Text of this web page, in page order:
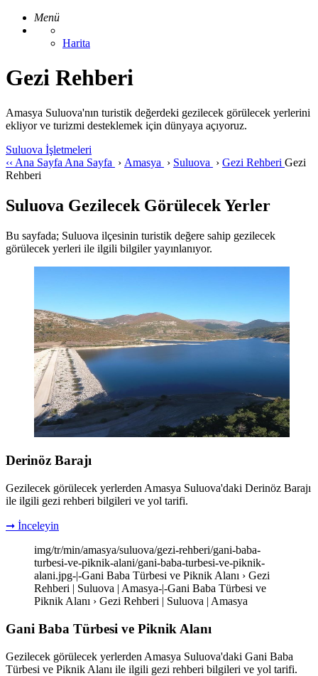
Menü
Harita
Gezi Rehberi
Amasya Suluova'nın turistik değerdeki gezilecek görülecek yerlerini
ekliyor ve turizmi desteklemek için dünyaya açıyoruz.
Suluova İşletmeleri
‹‹ Ana Sayfa Ana Sayfa › Amasya › Suluova › Gezi Rehberi Gezi
Rehberi
Suluova Gezilecek Görülecek Yerler
Bu sayfada; Suluova ilçesinin turistik değere sahip gezilecek
görülecek yerleri ile ilgili bilgiler yayınlanıyor.
Derinöz Barajı
Gezilecek görülecek yerlerden Amasya Suluova'daki Derinöz Barajı
ile ilgili gezi rehberi bilgileri ve yol tarifi.
➞ İnceleyin
img/tr/min/amasya/suluova/gezi-rehberi/gani-baba-
turbesi-ve-piknik-alani/gani-baba-turbesi-ve-piknik-
alani.jpg-|-Gani Baba Türbesi ve Piknik Alanı › Gezi
Rehberi | Suluova | Amasya-|-Gani Baba Türbesi ve
Piknik Alanı › Gezi Rehberi | Suluova | Amasya
Gani Baba Türbesi ve Piknik Alanı
Gezilecek görülecek yerlerden Amasya Suluova'daki Gani Baba
Türbesi ve Piknik Alanı ile ilgili gezi rehberi bilgileri ve yol tarifi.